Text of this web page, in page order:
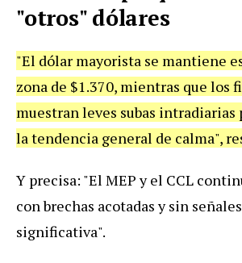
"otros" dólares
"El dólar mayorista se mantiene
zona de $1.370, mientras que los
muestran leves subas
la tendencia general de calma",
Y precisa: "El MEP y el CCL
con brechas acotadas y sin
significativa".